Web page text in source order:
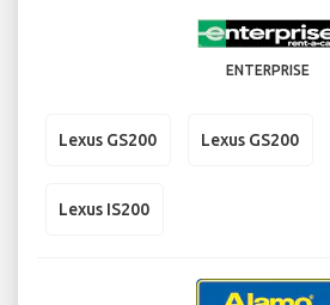
ENTERPRISE
Lexus GS200 Lexus GS200
Lexus IS200